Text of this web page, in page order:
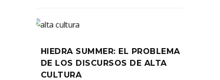
HIEDRA SUMMER: EL PROBLEMA
DE LOS DISCURSOS DE ALTA
CULTURA